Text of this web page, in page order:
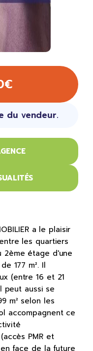
du vendeur.
a le plaisir
les quartiers
2ème étage d'une
177 m². Il
(entre 16 et 21
peut aussi se
m² selon les
accompagnent ce
PMR et
face de la future